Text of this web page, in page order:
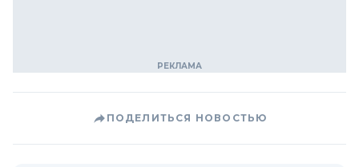
ПОДЕЛИТЬСЯ НОВОСТЬЮ